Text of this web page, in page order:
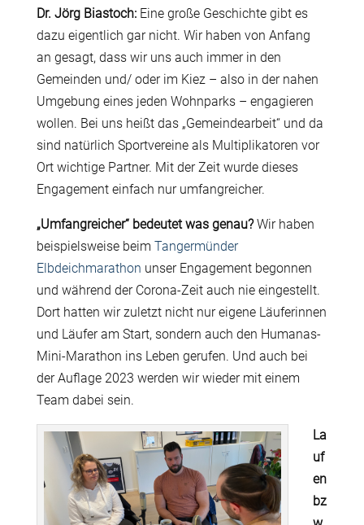
Dr. Jörg Biastoch:Eine große Geschichte gibt es
dazu eigentlich gar nicht. Wir haben von Anfang
an gesagt, dass wir uns auch immer in den
Gemeinden und/ oder im Kiez – also in der nahen
Umgebung eines jeden Wohnparks – engagieren
wollen. Bei uns heißt das „Gemeindearbeit“ und da
sind natürlich Sportvereine als Multiplikatoren vor
Ort wichtige Partner. Mit der Zeit wurde dieses
Engagement einfach nur umfangreicher.
„Umfangreicher“ bedeutet was genau?Wir haben
beispielsweise beim Tangermünder
Elbdeichmarathon unser Engagement begonnen
und während der Corona-Zeit auch nie eingestellt.
Dort hatten wir zuletzt nicht nur eigene Läuferinnen
und Läufer am Start, sondern auch den Humanas-
Mini-Marathon ins Leben gerufen. Und auch bei
der Auflage 2023 werden wir wieder mit einem
Team dabei sein.
La
uf
en
bz